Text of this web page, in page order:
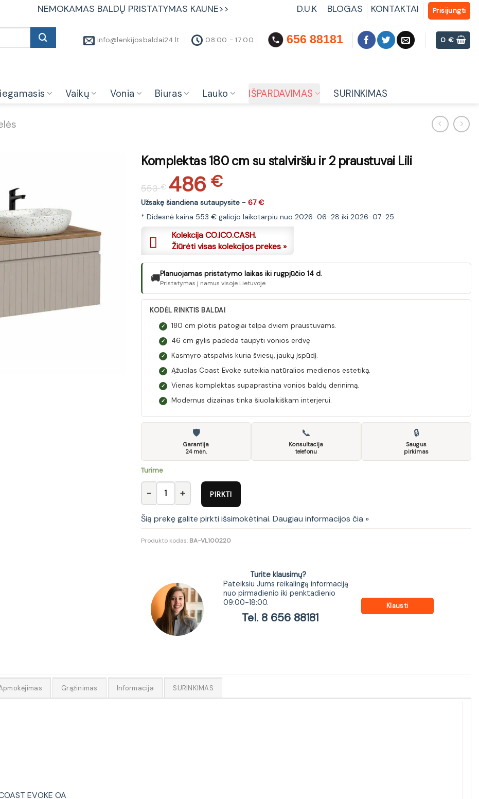
NEMOKAMAS BALDŲ PRISTATYMAS KAUNE>> D.U.K BLOGAS KONTAKTAI Prisijungti
info@lenkijosbaldai24.lt
08:00 - 17:00 656 88181 0€
Vaikų Vonia Biuras Lauko IŠPARDAVIMAS SURINKIMAS
Komplektas 180 cm su stalviršiu ir 2 praustuvai Lili
553€
Original
price
was:
553 €.
486€
Current
price
is:
486 €.
Užsakę šiandiena sutaupysite - 67 €
* Didesnė kaina 553 € galiojo laikotarpiu nuo 2026-06-28 iki 2026-07-25.
Kolekcija CO.ICO.CASH.
Žiūrėti visas kolekcijos prekes »
🚚Planuojamas pristatymo laikas iki rugpjūčio 14 d.
Pristatymas į namus visoje Lietuvoje
KODĖL RINKTIS BALDAI
✓ 180 cm plotis patogiai telpa dviem praustuvams.
✓ 46 cm gylis padeda taupyti vonios erdvę.
✓ Kasmyro atspalvis kuria šviesų, jaukų įspūdį.
✓ Ąžuolas Coast Evoke suteikia natūralios medienos estetiką.
✓ Vienas komplektas supaprastina vonios baldų derinimą.
✓ Modernus dizainas tinka šiuolaikiškam interjerui.
🛡
Garantija
24 mėn.
📞
Konsultacija
telefonu
🔒
Saugus
pirkimas
Turime
produkto kiekis: Komplektas 180 cm su stalviršiu ir 2 praustuvai Lili
PIRKTI
Šią prekę galite pirkti išsimokėtinai. Daugiau informacijos čia »
Produkto kodas: BA-VL100220
Turite klausimų?
Pateiksiu Jums reikalingą informaciją
nuo pirmadienio iki penktadienio
09:00-18:00.
Tel. 8 656 88181
Klausti
Grąžinimas Informacija SURINKIMAS
EVOKE OA